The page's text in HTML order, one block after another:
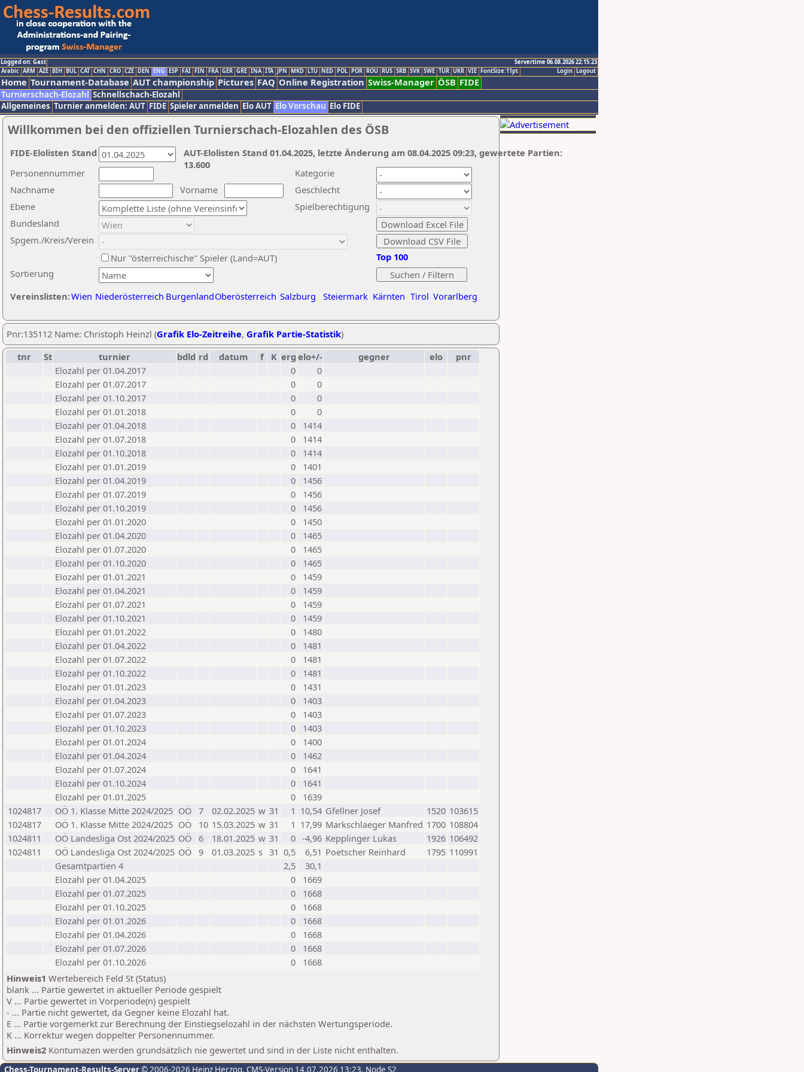
Logged on: Gast
Servertime 06.08.2026 22:15:23
Logout
Login
Arabic ARM AZE BIH BUL CAT CHN CRO CZE DEN ENG ESP FAI FIN FRA GER GRE INA ITA JPN MKD LTU NED POL POR ROU RUS SRB SVK SWE TUR UKR VIE FontSize:11pt
Home Tournament-Database AUT championship Pictures FAQ Online Registration Swiss-Manager ÖSB FIDE
Turnierschach-Elozahl Schnellschach-Elozahl
Allgemeines Turnier anmelden: AUT FIDE Spieler anmelden Elo AUT Elo Vorschau Elo FIDE
Willkommen bei den offiziellen Turnierschach-Elozahlen des ÖSB
Nachname
Vorname
Ebene
Kategorie
Sortierung
Personennummer
Bundesland
Spgem./Kreis/Verein
Geschlecht
Nur "österreichische" Spieler (Land=AUT)
Spielberechtigung
Vereinslisten:Wien Niederösterreich BurgenlandOberösterreich Salzburg Steiermark Kärnten Tirol Vorarlberg
Top 100
AUT-Elolisten Stand 01.04.2025, letzte Änderung am 08.04.2025 09:23, gewertete Partien:
13.600
FIDE-Elolisten Stand
Pnr:135112 Name: Christoph Heinzl (Grafik Elo-Zeitreihe, Grafik Partie-Statistik)
tnr
St turnier bdld rd datum f K erg elo+/- gegner elo
pnr
Elozahl per 01.04.2017
0
0
Elozahl per 01.07.2017
0
0
Elozahl per 01.10.2017
0
0
Elozahl per 01.01.2018
0
0
Elozahl per 01.04.2018
0
1414
Elozahl per 01.07.2018
0
1414
Elozahl per 01.10.2018
0
1414
Elozahl per 01.01.2019
0
1401
Elozahl per 01.04.2019
0
1456
Elozahl per 01.07.2019
0
1456
Elozahl per 01.10.2019
0
1456
Elozahl per 01.01.2020
0
1450
Elozahl per 01.04.2020
0
1465
Elozahl per 01.07.2020
0
1465
Elozahl per 01.10.2020
0
1465
Elozahl per 01.01.2021
0
1459
Elozahl per 01.04.2021
0
1459
Elozahl per 01.07.2021
0
1459
Elozahl per 01.10.2021
0
1459
Elozahl per 01.01.2022
0
1480
Elozahl per 01.04.2022
0
1481
Elozahl per 01.07.2022
0
1481
Elozahl per 01.10.2022
0
1481
Elozahl per 01.01.2023
0
1431
Elozahl per 01.04.2023
0
1403
Elozahl per 01.07.2023
0
1403
Elozahl per 01.10.2023
0
1403
Elozahl per 01.01.2024
0
1400
Elozahl per 01.04.2024
0
1462
Elozahl per 01.07.2024
0
1641
Elozahl per 01.10.2024
0
1641
Elozahl per 01.01.2025
0
1639
1024817
OÖ 1. Klasse Mitte 2024/2025 OÖ 7 02.02.2025 w 31 1 10,54 Gfellner Josef 1520 103615
1024817
OÖ 1. Klasse Mitte 2024/2025 OÖ 10 15.03.2025 w 31 1 17,99 Markschlaeger Manfred 1700 108804
1024811
OÖ Landesliga Ost 2024/2025 OÖ 6 18.01.2025 w 31 0 -4,96 Kepplinger Lukas 1926 106492
1024811
OÖ Landesliga Ost 2024/2025 OÖ 9 01.03.2025 s 31 0,5 6,51 Poetscher Reinhard 1795 110991
Gesamtpartien 4
2,5
30,1
Elozahl per 01.04.2025
0
1669
Elozahl per 01.07.2025
0
1668
Elozahl per 01.10.2025
0
1668
Elozahl per 01.01.2026
0
1668
Elozahl per 01.04.2026
0
1668
Elozahl per 01.07.2026
0
1668
Elozahl per 01.10.2026
0
1668
Hinweis1 Wertebereich Feld St (Status)
blank ... Partie gewertet in aktueller Periode gespielt
V ... Partie gewertet in Vorperiode(n) gespielt
- ... Partie nicht gewertet, da Gegner keine Elozahl hat.
E ... Partie vorgemerkt zur Berechnung der Einstiegselozahl in der nächsten Wertungsperiode.
K ... Korrektur wegen doppelter Personennummer.
Hinweis2 Kontumazen werden grundsätzlich nie gewertet und sind in der Liste nicht enthalten.
Chess-Tournament-Results-Server© 2006-2026 Heinz Herzog, CMS-Version 14.07.2026 13:23, Node S2